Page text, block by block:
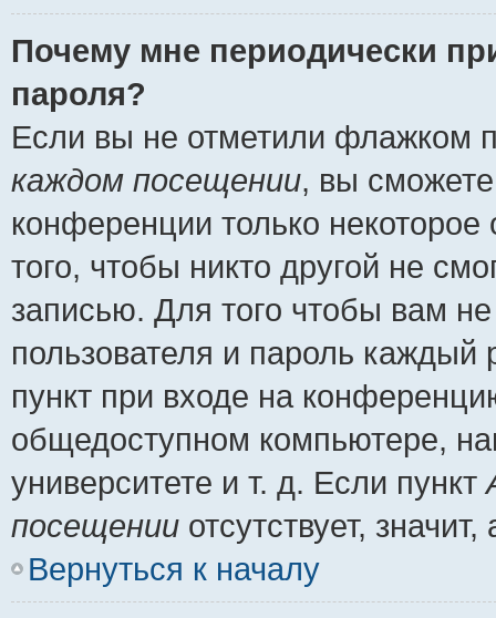
Почему мне периодически
пароля?
Если вы не отметили флажком
каждом посещении, вы
конференции только
того, чтобы никто другой не
записью. Для того чтобы вам
пользователя и пароль
пункт при входе на
общедоступном компьютере,
университете и т. д. Если пункт
посещении отсутствует,
Вернуться к началу